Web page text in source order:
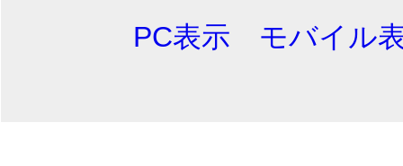
PC表示 モバイル